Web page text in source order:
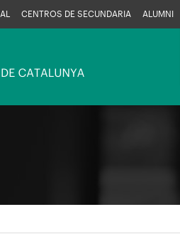
CENTROS DE SECUNDARIA ALUMNI